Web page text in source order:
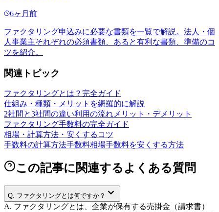
6ヶ月前
ファクタリング申込みに必要な書類を一覧で解説。法人・個
人事業主それぞれの必須書類、あると有利な書類、準備のコ
ツを紹介。
関連トピック
ファクタリングとは？完全ガイド
仕組み・種類・メリットを網羅的に解説
2社間と3社間の違い利用の流れ メリット・デメリット
ファクタリング手数料の完全ガイド
相場・計算方法・安くするコツ
手数料の計算方法手数料相場手数料を安くする方法
この記事に関連するよくある質問
Q. ファクタリングとは何ですか？
A. ファクタリングとは、企業が保有する売掛金（請求書）